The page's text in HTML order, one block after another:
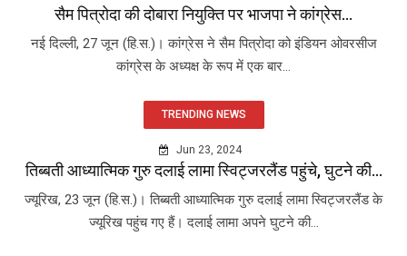
सैम पित्रोदा की दोबारा नियुक्ति पर भाजपा ने कांग्रेस...
नई दिल्ली, 27 जून (हि.स.)। कांग्रेस ने सैम पित्रोदा को इंडियन ओवरसीज
कांग्रेस के अध्यक्ष के रूप में एक बार...
TRENDING NEWS
Jun 23, 2024
तिब्बती आध्यात्मिक गुरु दलाई लामा स्विट्जरलैंड पहुंचे, घुटने की...
ज्यूरिख, 23 जून (हि.स.)। तिब्बती आध्यात्मिक गुरु दलाई लामा स्विट्जरलैंड के
ज्यूरिख पहुंच गए हैं। दलाई लामा अपने घुटने की...